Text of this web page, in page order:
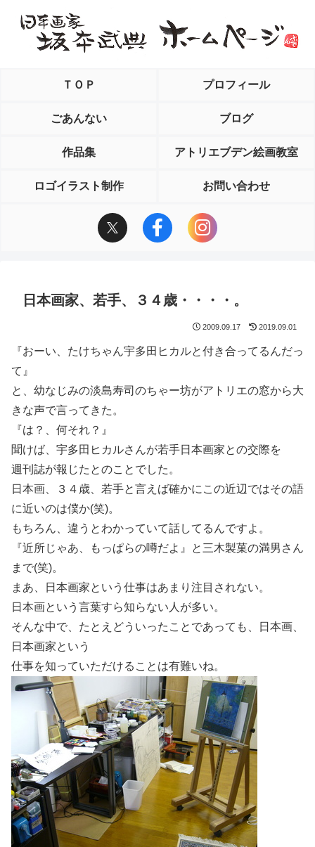
ＴＯＰ プロフィール
ごあんない ブログ
作品集 アトリエブデン絵画教室
ロゴイラスト制作 お問い合わせ
日本画家、若手、３４歳・・・・。
2009.09.17 2019.09.01
『おーい、たけちゃん宇多田ヒカルと付き合ってるんだっ
て』
と、幼なじみの淡島寿司のちゃー坊がアトリエの窓から大
きな声で言ってきた。
『は？、何それ？』
聞けば、宇多田ヒカルさんが若手日本画家との交際を
週刊誌が報じたとのことでした。
日本画、３４歳、若手と言えば確かにこの近辺ではその語
に近いのは僕か(笑)。
もちろん、違うとわかっていて話してるんですよ。
『近所じゃあ、もっぱらの噂だよ』と三木製菓の満男さん
まで(笑)。
まあ、日本画家という仕事はあまり注目されない。
日本画という言葉すら知らない人が多い。
そんな中で、たとえどういったことであっても、日本画、
日本画家という
仕事を知っていただけることは有難いね。